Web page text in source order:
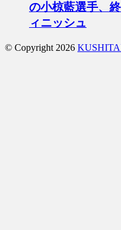
の小椋藍選手、
ィニッシュ
© Copyright 2026